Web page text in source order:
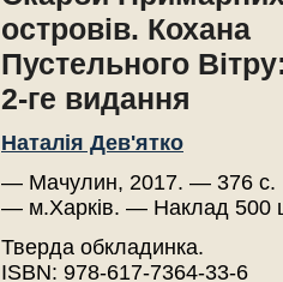
островів. Кохана
Пустельного
2-ге видання
Наталія Дев'ятко
— Мачулин, 2017. — 376 с.
— м.Харків. — Наклад 500
Тверда обкладинка.
ISBN: 978-617-7364-33-6